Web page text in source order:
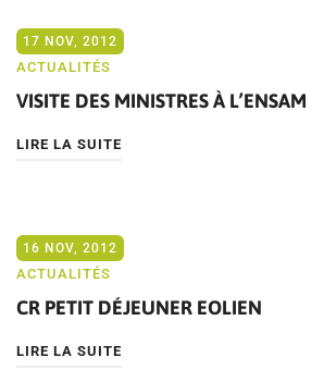
17 NOV, 2012
ACTUALITÉS
VISITE DES MINISTRES À L’ENSAM
LIRE LA SUITE
16 NOV, 2012
ACTUALITÉS
CR PETIT DÉJEUNER EOLIEN
LIRE LA SUITE